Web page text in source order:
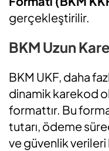
gerçekleştirilir.
BKM Uzun
BKM UKF, daha
dinamik karekod
formattır. Bu
tutarı, ödeme
ve güvenlik